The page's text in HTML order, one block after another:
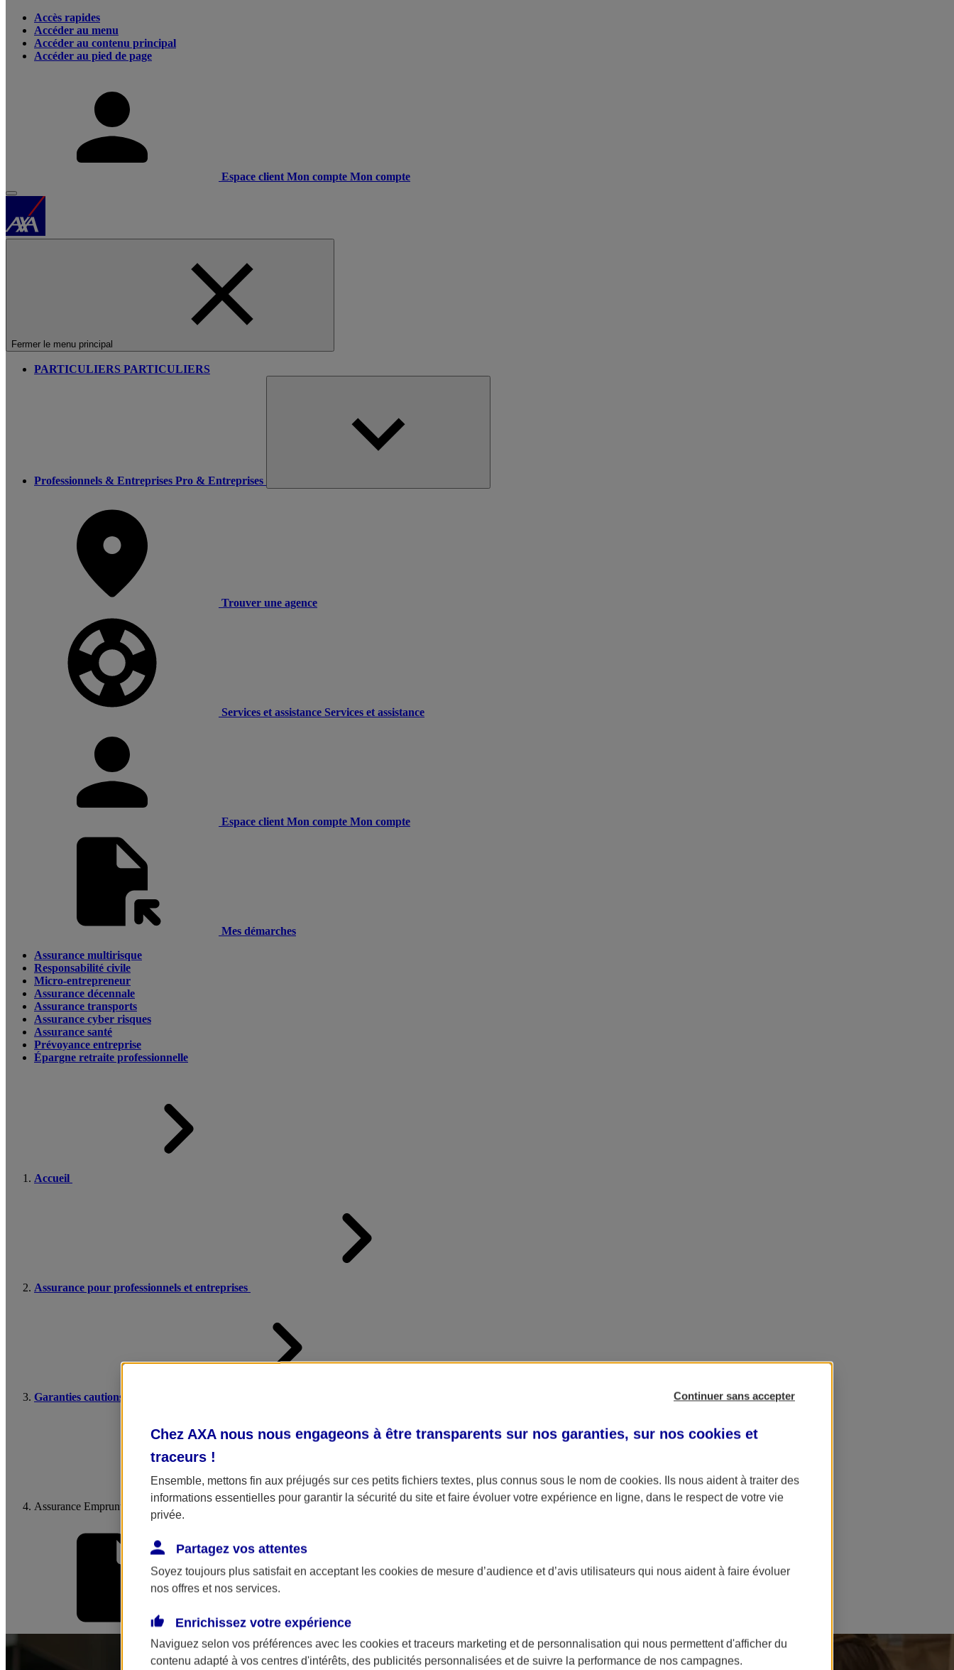
Accès rapides
Accéder au menu
Accéder au contenu principal
Accéder au pied de page
Espace client Mon compte Mon compte
Fermer le menu principal
PARTICULIERS PARTICULIERS
Professionnels & Entreprises Pro & Entreprises
Trouver une agence
Services et assistance Services et assistance
Espace client Mon compte Mon compte
Mes démarches
Assurance multirisque
Responsabilité civile
Micro-entrepreneur
Assurance décennale
Assurance transports
Assurance cyber risques
Assurance santé
Prévoyance entreprise
Épargne retraite professionnelle
Accueil
Assurance pour professionnels et entreprises
Garanties cautions financières
Assurance Emprunteur Professionnelle
Mes démarches
Continuer sans accepter
Chez AXA nous nous engageons à être transparents sur nos garanties, sur nos cookies et
traceurs !
Ensemble, mettons fin aux préjugés sur ces petits fichiers textes, plus connus sous le nom de cookies. Ils nous aident à traiter des
informations essentielles pour garantir la sécurité du site et faire évoluer votre expérience en ligne, dans le respect de votre vie
privée.
Partagez vos attentes
Soyez toujours plus satisfait en acceptant les cookies de mesure d’audience et d’avis utilisateurs qui nous aident à faire évoluer
nos offres et nos services.
Enrichissez votre expérience
Naviguez selon vos préférences avec les cookies et traceurs marketing et de personnalisation qui nous permettent d'afficher du
contenu adapté à vos centres d'intérêts, des publicités personnalisées et de suivre la performance de nos campagnes.